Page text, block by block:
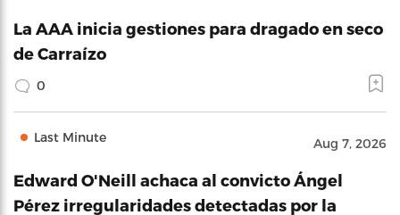
La AAA inicia gestiones para dragado en seco
de Carraízo
0
Last Minute Aug 7, 2026
Edward O'Neill achaca al convicto Ángel
Pérez irregularidades detectadas por la